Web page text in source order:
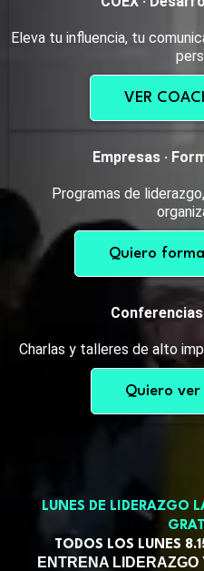
Eleva tu influencia, tu
VER
Empresas ·
Programas de
Quiero
Charlas y talleres de alto
Quiero
LUNES DE LIDERAZGO
TODOS LOS LUNES
ENTRENA LIDERAZGO